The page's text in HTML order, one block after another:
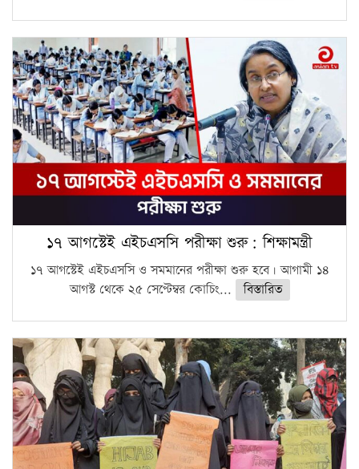
১৭ আগস্টেই এইচএসসি পরীক্ষা শুরু: শিক্ষামন্ত্রী
১৭ আগস্টেই এইচএসসি ও সমমানের পরীক্ষা শুরু হবে। আগামী ১৪
আগস্ট থেকে ২৫ সেপ্টেম্বর কোচিং...
বিস্তারিত